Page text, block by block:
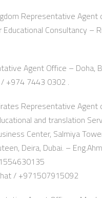
Representative
Consultancy –
Agent Office – Doha,
+974 7443 0302 .
Representative Agent
and translation
Center, Salmiya
Deira, Dubai. –
/ +971507915092